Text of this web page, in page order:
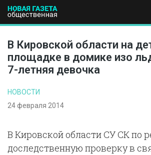
ПОЛИТИКА
В Кировской области на
площадке в домике изо
7-летняя девочка
НОВОСТИ
24 февраля 2014
В Кировской области СУ СК по
доследственную проверку в